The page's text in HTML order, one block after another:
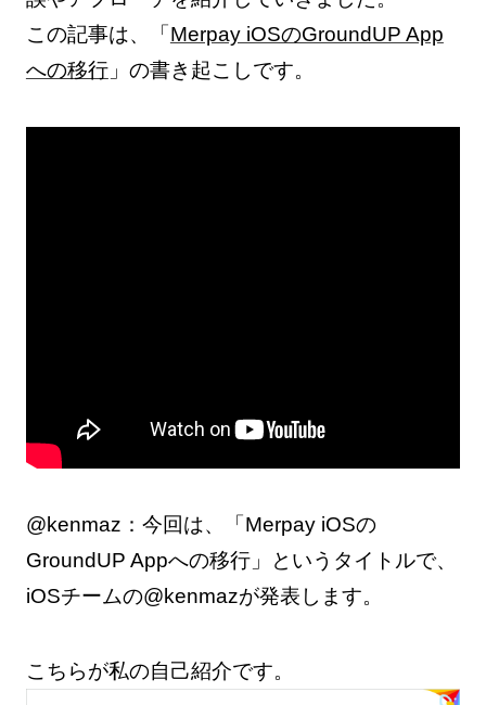
この記事は、「Merpay iOSのGroundUP App
への移行」の書き起こしです。
@kenmaz：今回は、「Merpay iOSの
GroundUP Appへの移行」というタイトルで、
iOSチームの@kenmazが発表します。
こちらが私の自己紹介です。